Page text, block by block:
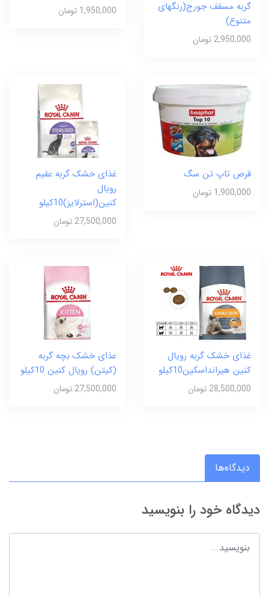
گربه مسقف جورج(رنگهای
متنوع)
2,950,000 تومان
1,950,000 تومان
قرص تاپ تن سگ
1,900,000 تومان
غذای خشک گربه عقیم
رویال
کنین(استرلایز)10کیلو
27,500,000 تومان
غذای خشک گربه رویال
کنین هیرانداسکین10کیلو
28,500,000 تومان
عذای خشک بچه گربه
(کیتن) رویال کنین 10کیلو
27,500,000 تومان
دیدگاه‌ها
دیدگاه خود را بنویسید